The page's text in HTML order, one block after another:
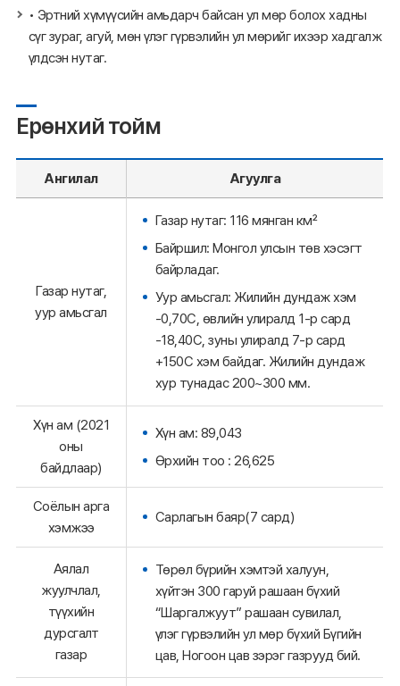
• Эртний хүмүүсийн амьдарч байсан ул мөр болох хадны
сүг зураг, агуй, мөн үлэг гүрвэлийн ул мөрийг ихээр хадгалж
үлдсэн нутаг.
Ерөнхий тойм
Ангилал Агуулга
Газар нутаг,
уур амьсгал
Газар нутаг: 116 мянган км²
Байршил: Монгол улсын төв хэсэгт
байрладаг.
Уур амьсгал: Жилийн дундаж хэм
-0,70С, өвлийн улиралд 1-р сард
-18,40С, зуны улиралд 7-р сард
+150С хэм байдаг. Жилийн дундаж
хур тунадас 200~300 мм.
Хүн ам (2021
оны
байдлаар)
Хүн ам: 89,043
Өрхийн тоо : 26,625
Соёлын арга
хэмжээ
Сарлагын баяр(7 сард)
Аялал
жуулчлал,
түүхийн
дурсгалт
газар
Төрөл бүрийн хэмтэй халуун,
хүйтэн 300 гаруй рашаан бүхий
“Шаргалжуут” рашаан сувилал,
үлэг гүрвэлийн ул мөр бүхий Бүгийн
цав, Ногоон цав зэрэг газрууд бий.